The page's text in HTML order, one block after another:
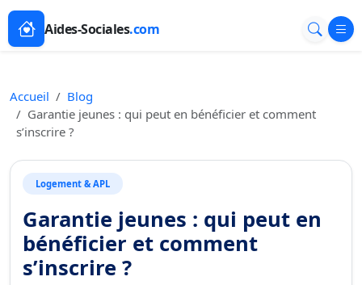
Aides-Sociales.com
Accueil
Blog
Garantie jeunes : qui peut en bénéficier et comment
s’inscrire ?
Logement & APL
Garantie jeunes : qui peut en
bénéficier et comment
s’inscrire ?